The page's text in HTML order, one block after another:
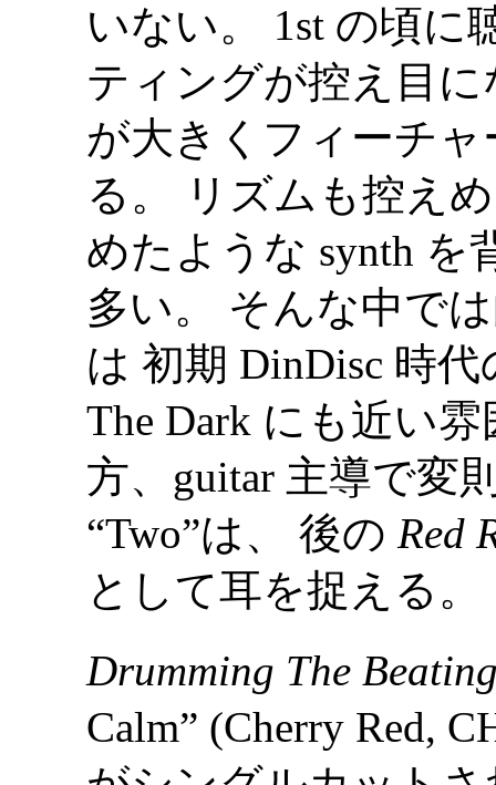
いない。 1st の頃に
ティングが控え目に
が大きくフィーチ
る。 リズムも控え
めたような synth を
多い。 そんな中では
は 初期 DinDisc 時代
The Dark にも近い
方、guitar 主導で変
“Two”は、 後のRed
として耳を捉える。
Drumming The
Calm” (Cherry Red,